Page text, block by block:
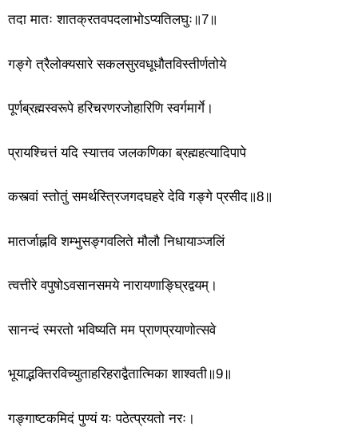
तदा मातः शातक्रतवपदलाभोऽप्यतिलघुः॥7॥
गङ्गे त्रैलोक्यसारे सकलसुरवधूधौतविस्तीर्णतोये
पूर्णब्रह्मस्वरूपे हरिचरणरजोहारिणि स्वर्गमार्गे।
प्रायश्चित्तं यदि स्यात्तव जलकणिका ब्रह्महत्यादिपापे
कस्त्वां स्तोतुं समर्थस्त्रिजगदघहरे देवि गङ्गे प्रसीद॥8॥
मातर्जाह्नवि शम्भुसङ्गवलिते मौलौ निधायाञ्जलिं
त्वत्तीरे वपुषोऽवसानसमये नारायणाङ्घ्रिद्वयम्।
सानन्दं स्मरतो भविष्यति मम प्राणप्रयाणोत्सवे
भूयाद्भक्तिरविच्युताहरिहराद्वैतात्मिका शाश्वती॥9॥
गङ्गाष्टकमिदं पुण्यं यः पठेत्प्रयतो नरः।